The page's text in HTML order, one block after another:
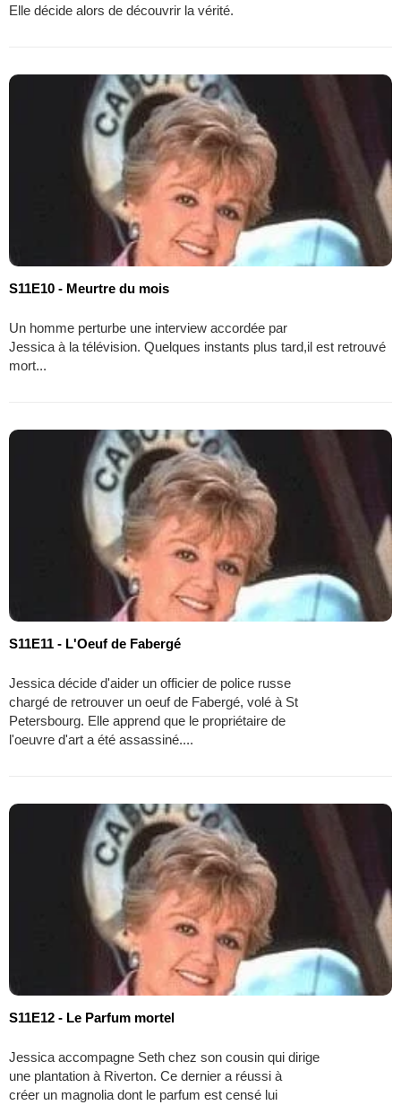
Elle décide alors de découvrir la vérité.
S11E10 - Meurtre du mois
Un homme perturbe une interview accordée par
Jessica à la télévision. Quelques instants plus tard,il est retrouvé
mort...
S11E11 - L'Oeuf de Fabergé
Jessica décide d'aider un officier de police russe
chargé de retrouver un oeuf de Fabergé, volé à St
Petersbourg. Elle apprend que le propriétaire de
l'oeuvre d'art a été assassiné....
S11E12 - Le Parfum mortel
Jessica accompagne Seth chez son cousin qui dirige
une plantation à Riverton. Ce dernier a réussi à
créer un magnolia dont le parfum est censé lui